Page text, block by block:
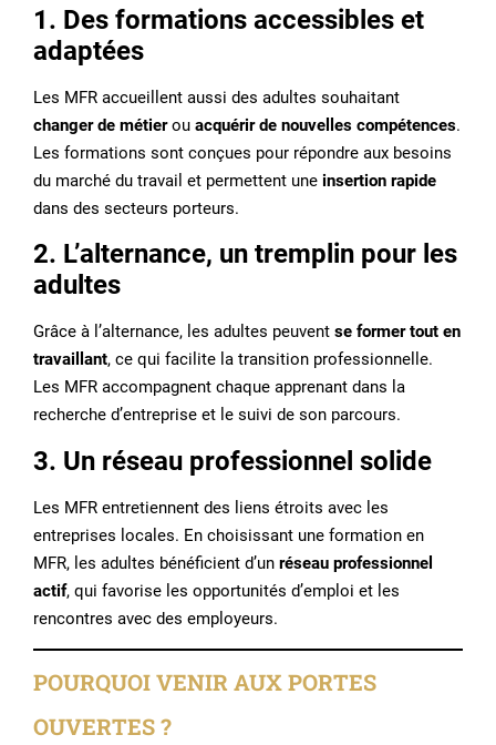
1. Des formations accessibles et
adaptées
Les MFR accueillent aussi des adultes souhaitant
changer de métierou acquérir de nouvelles compétences.
Les formations sont conçues pour répondre aux besoins
du marché du travail et permettent une insertion rapide
dans des secteurs porteurs.
2. L’alternance, un tremplin pour les
adultes
Grâce à l’alternance, les adultes peuvent se former tout en
travaillant, ce qui facilite la transition professionnelle.
Les MFR accompagnent chaque apprenant dans la
recherche d’entreprise et le suivi de son parcours.
3. Un réseau professionnel solide
Les MFR entretiennent des liens étroits avec les
entreprises locales. En choisissant une formation en
MFR, les adultes bénéficient d’un réseau professionnel
actif, qui favorise les opportunités d’emploi et les
rencontres avec des employeurs.
POURQUOI VENIR AUX PORTES
OUVERTES ?